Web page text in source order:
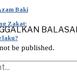
Baki
Zakat:
be published.